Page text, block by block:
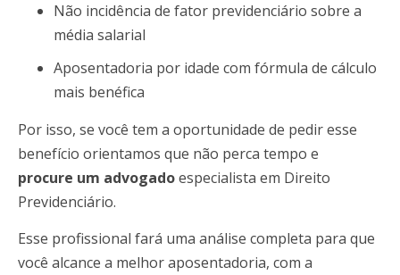
Não incidência de fator previdenciário sobre a
média salarial
Aposentadoria por idade com fórmula de cálculo
mais benéfica
Por isso, se você tem a oportunidade de pedir esse
benefício orientamos que não perca tempo e
procure um advogadoespecialista em Direito
Previdenciário.
Esse profissional fará uma análise completa para que
você alcance a melhor aposentadoria, com a